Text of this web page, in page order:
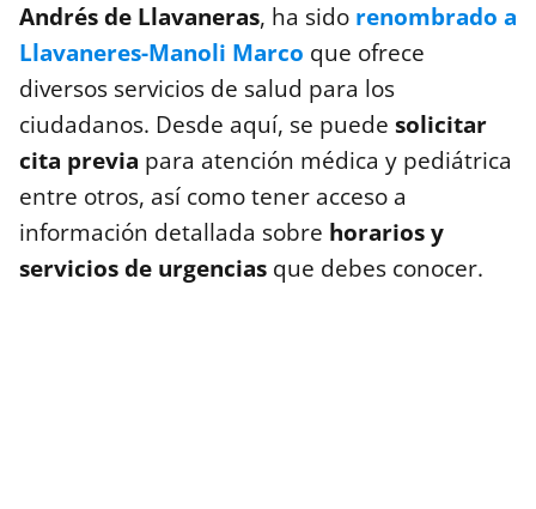
Andrés de Llavaneras, ha sido renombrado a
Llavaneres-Manoli Marco que ofrece
diversos servicios de salud para los
ciudadanos. Desde aquí, se puede solicitar
cita previa para atención médica y pediátrica
entre otros, así como tener acceso a
información detallada sobre horarios y
servicios de urgencias que debes conocer.